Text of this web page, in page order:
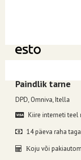
Paindlik tarne
DPD, Omniva, Itella
Kiire interneti teel
14 päeva raha
Koju või